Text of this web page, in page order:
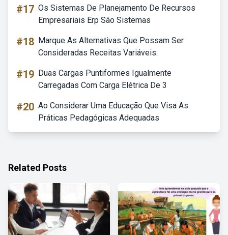
#17 Os Sistemas De Planejamento De Recursos
Empresariais Erp São Sistemas
#18 Marque As Alternativas Que Possam Ser
Consideradas Receitas Variáveis.
#19 Duas Cargas Puntiformes Igualmente
Carregadas Com Carga Elétrica De 3
#20 Ao Considerar Uma Educação Que Visa As
Práticas Pedagógicas Adequadas
Related Posts